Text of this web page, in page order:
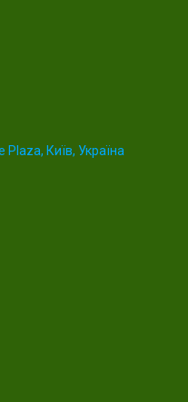
Plaza, Київ, Україна